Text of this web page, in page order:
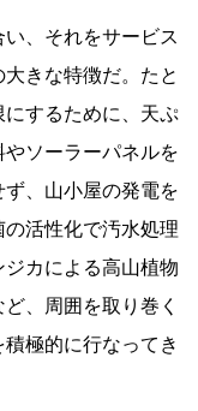
、それをサービス
きな特徴だ。たと
するために、天ぷ
ソーラーパネルを
、山小屋の発電を
活性化で汚水処理
カによる高山植物
、周囲を取り巻く
極的に行なってき